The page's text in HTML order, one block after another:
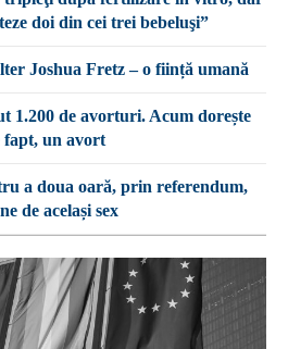
doi din cei trei bebeluşi”
Joshua Fretz – o ființă umană
1.200 de avorturi. Acum dorește
fapt, un avort
a doua oară, prin referendum,
de același sex